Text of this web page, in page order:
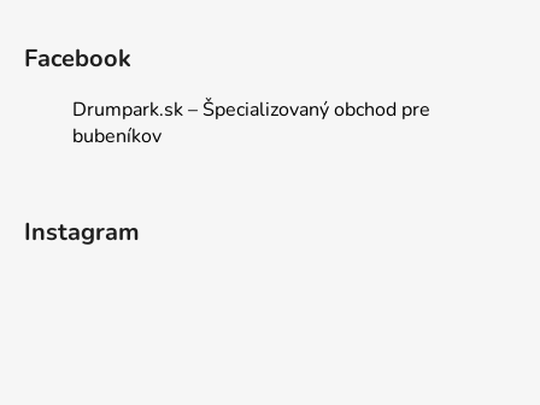
Facebook
Drumpark.sk – Špecializovaný obchod pre
bubeníkov
Instagram